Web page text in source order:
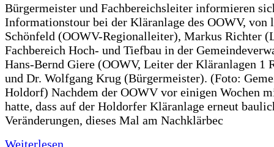
Bürgermeister und Fachbereichsleiter informieren
Informationstour bei der Kläranlage des OOWV, von
Schönfeld (OOWV-Regionalleiter), Markus Richter
Fachbereich Hoch- und Tiefbau in der
Hans-Bernd Giere (OOWV, Leiter der Kläranlagen 1
und Dr. Wolfgang Krug (Bürgermeister). (Foto:
Holdorf) Nachdem der OOWV vor einigen Wochen
hatte, dass auf der Holdorfer Kläranlage erneut
Veränderungen, dieses Mal am Nachklärbec
Weiterlesen